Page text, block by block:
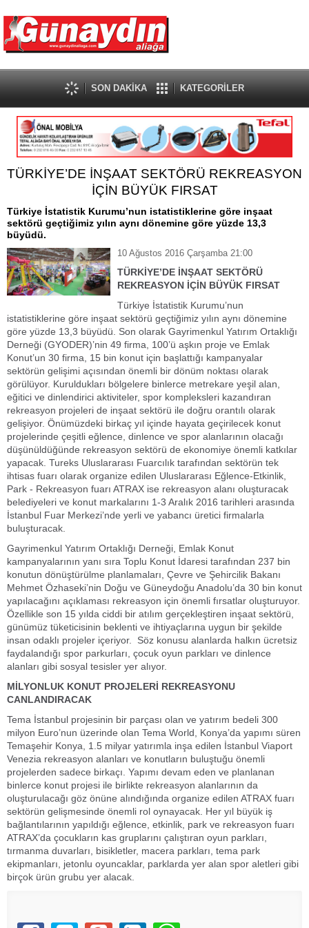
SON DAKİKA KATEGORİLER
TÜRKİYE’DE İNŞAAT SEKTÖRÜ REKREASYON
İÇİN BÜYÜK FIRSAT
Türkiye İstatistik Kurumu’nun istatistiklerine göre inşaat
sektörü geçtiğimiz yılın aynı dönemine göre yüzde 13,3
büyüdü.
10 Ağustos 2016 Çarşamba 21:00
TÜRKİYE’DE İNŞAAT SEKTÖRÜ
REKREASYON İÇİN BÜYÜK FIRSAT
Türkiye İstatistik Kurumu’nun
istatistiklerine göre inşaat sektörü geçtiğimiz yılın aynı dönemine
göre yüzde 13,3 büyüdü. Son olarak Gayrimenkul Yatırım Ortaklığı
Derneği (GYODER)’nin 49 firma, 100’ü aşkın proje ve Emlak
Konut’un 30 firma, 15 bin konut için başlattığı kampanyalar
sektörün gelişimi açısından önemli bir dönüm noktası olarak
görülüyor. Kuruldukları bölgelere binlerce metrekare yeşil alan,
eğitici ve dinlendirici aktiviteler, spor kompleksleri kazandıran
rekreasyon projeleri de inşaat sektörü ile doğru orantılı olarak
gelişiyor. Önümüzdeki birkaç yıl içinde hayata geçirilecek konut
projelerinde çeşitli eğlence, dinlence ve spor alanlarının olacağı
düşünüldüğünde rekreasyon sektörü de ekonomiye önemli katkılar
yapacak. Tureks Uluslararası Fuarcılık tarafından sektörün tek
ihtisas fuarı olarak organize edilen Uluslararası Eğlence-Etkinlik,
Park - Rekreasyon fuarı ATRAX ise rekreasyon alanı oluşturacak
belediyeleri ve konut markalarını 1-3 Aralık 2016 tarihleri arasında
İstanbul Fuar Merkezi’nde yerli ve yabancı üretici firmalarla
buluşturacak.
Gayrimenkul Yatırım Ortaklığı Derneği, Emlak Konut
kampanyalarının yanı sıra Toplu Konut İdaresi tarafından 237 bin
konutun dönüştürülme planlamaları, Çevre ve Şehircilik Bakanı
Mehmet Özhaseki’nin Doğu ve Güneydoğu Anadolu’da 30 bin konut
yapılacağını açıklaması rekreasyon için önemli fırsatlar oluşturuyor.
Özellikle son 15 yılda ciddi bir atılım gerçekleştiren inşaat sektörü,
günümüz tüketicisinin beklenti ve ihtiyaçlarına uygun bir şekilde
insan odaklı projeler içeriyor. Söz konusu alanlarda halkın ücretsiz
faydalandığı spor parkurları, çocuk oyun parkları ve dinlence
alanları gibi sosyal tesisler yer alıyor.
MİLYONLUK KONUT PROJELERİ REKREASYONU
CANLANDIRACAK
Tema İstanbul projesinin bir parçası olan ve yatırım bedeli 300
milyon Euro’nun üzerinde olan Tema World, Konya’da yapımı süren
Temaşehir Konya, 1.5 milyar yatırımla inşa edilen İstanbul Viaport
Venezia rekreasyon alanları ve konutların buluştuğu önemli
projelerden sadece birkaçı. Yapımı devam eden ve planlanan
binlerce konut projesi ile birlikte rekreasyon alanlarının da
oluşturulacağı göz önüne alındığında organize edilen ATRAX fuarı
sektörün gelişmesinde önemli rol oynayacak. Her yıl büyük iş
bağlantılarının yapıldığı eğlence, etkinlik, park ve rekreasyon fuarı
ATRAX’da çocukların kas gruplarını çalıştıran oyun parkları,
tırmanma duvarları, bisikletler, macera parkları, tema park
ekipmanları, jetonlu oyuncaklar, parklarda yer alan spor aletleri gibi
birçok ürün grubu yer alacak.